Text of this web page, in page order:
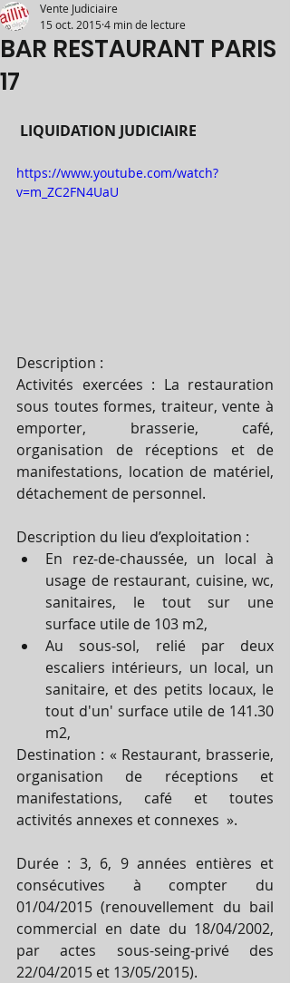
BAR RESTAURANT PARIS
17
Vente Judiciaire
15 oct. 2015 4 min de lecture
LIQUIDATION JUDICIAIRE
https://www.youtube.com/watch?
v=m_ZC2FN4UaU
Description :
Activités exercées : La restauration
sous toutes formes, traiteur, vente à
emporter, brasserie, café,
organisation de réceptions et de
manifestations, location de matériel,
détachement de personnel.
Description du lieu d’exploitation :
En rez-de-chaussée, un local à
usage de restaurant, cuisine, wc,
sanitaires, le tout sur une
surface utile de 103 m2,
Au sous-sol, relié par deux
escaliers intérieurs, un local, un
sanitaire, et des petits locaux, le
tout d'un' surface utile de 141.30
m2,
Destination : « Restaurant, brasserie,
organisation de réceptions et
manifestations, café et toutes
activités annexes et connexes  ».
Durée : 3, 6, 9 années entières et
consécutives à compter du
01/04/2015 (renouvellement du bail
commercial en date du 18/04/2002,
par actes sous-seing-privé des
22/04/2015 et 13/05/2015).